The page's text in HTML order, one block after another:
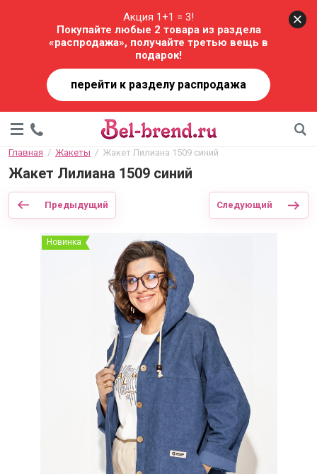
Акция 1+1 = 3!
Покупайте любые 2 товара из раздела
«распродажа», получайте третью вещь в
подарок!
перейти к разделу распродажа
Главная
  /
Жакеты
  /  Жакет Лилиана 1509 синий
Жакет Лилиана 1509 синий
Предыдущий Следующий
Новинка